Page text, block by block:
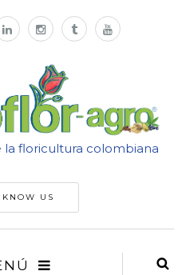
la floricultura colombiana
US